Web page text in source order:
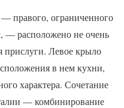
правого, ограниченного
— расположено не очень
прислуги. Левое крыло
в нем кухни,
характера. Сочетание
— комбинирование